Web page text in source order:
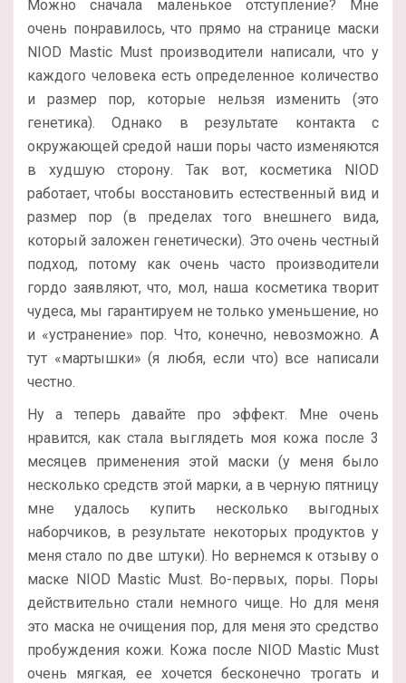
Можно сначала маленькое отступление? Мне
очень понравилось, что прямо на странице маски
NIOD Mastic Must производители написали, что у
каждого человека есть определенное количество
и размер пор, которые нельзя изменить (это
генетика). Однако в результате контакта с
окружающей средой наши поры часто изменяются
в худшую сторону. Так вот, косметика NIOD
работает, чтобы восстановить естественный вид и
размер пор (в пределах того внешнего вида,
который заложен генетически). Это очень честный
подход, потому как очень часто производители
гордо заявляют, что, мол, наша косметика творит
чудеса, мы гарантируем не только уменьшение, но
и «устранение» пор. Что, конечно, невозможно. А
тут «мартышки» (я любя, если что) все написали
честно.
Ну а теперь давайте про эффект. Мне очень
нравится, как стала выглядеть моя кожа после 3
месяцев применения этой маски (у меня было
несколько средств этой марки, а в черную пятницу
мне удалось купить несколько выгодных
наборчиков, в результате некоторых продуктов у
меня стало по две штуки). Но вернемся к отзыву о
маске NIOD Mastic Must. Во-первых, поры. Поры
действительно стали немного чище. Но для меня
это маска не очищения пор, для меня это средство
пробуждения кожи. Кожа после NIOD Mastic Must
очень мягкая, ее хочется бесконечно трогать и